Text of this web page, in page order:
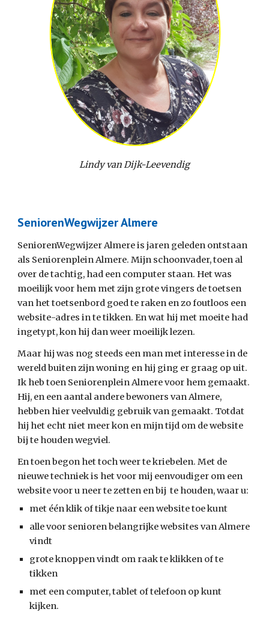
Lindy van Dijk-Leevendig
SeniorenWegwijzer Almere
SeniorenWegwijzer Almere is jaren geleden ontstaan
als Seniorenplein Almere. Mijn schoonvader, toen al
over de tachtig, had een computer staan. Het was
moeilijk voor hem met zijn grote vingers de toetsen
van het toetsenbord goed te raken en zo foutloos een
website-adres in te tikken. En wat hij met moeite had
ingetypt, kon hij dan weer moeilijk lezen.
Maar hij was nog steeds een man met interesse in de
wereld buiten zijn woning en hij ging er graag op uit.
Ik heb toen Seniorenplein Almere voor hem gemaakt.
Hij, en een aantal andere bewoners van Almere,
hebben hier veelvuldig gebruik van gemaakt. Totdat
hij het echt niet meer kon en mijn tijd om de website
bij te houden wegviel.
En toen begon het toch weer te kriebelen. Met de
nieuwe techniek is het voor mij eenvoudiger om een
website voor u neer te zetten en bij  te houden, waar u:
met één klik of tikje naar een website toe kunt
alle voor senioren belangrijke websites van Almere
vindt
grote knoppen vindt om raak te klikken of te
tikken
met een computer, tablet of telefoon op kunt
kijken.